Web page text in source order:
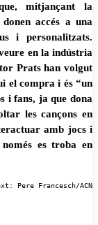
mitjançant la
accés a una
i personalitzats.
en la indústria
Prats han volgut
el compra i és “un
i fans, ja que dona
les cançons en
amb jocs i
es troba en
Pere Francesch/ACN